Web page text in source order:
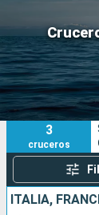
Nuestros
Fecha de
Puertos
3
cruceros